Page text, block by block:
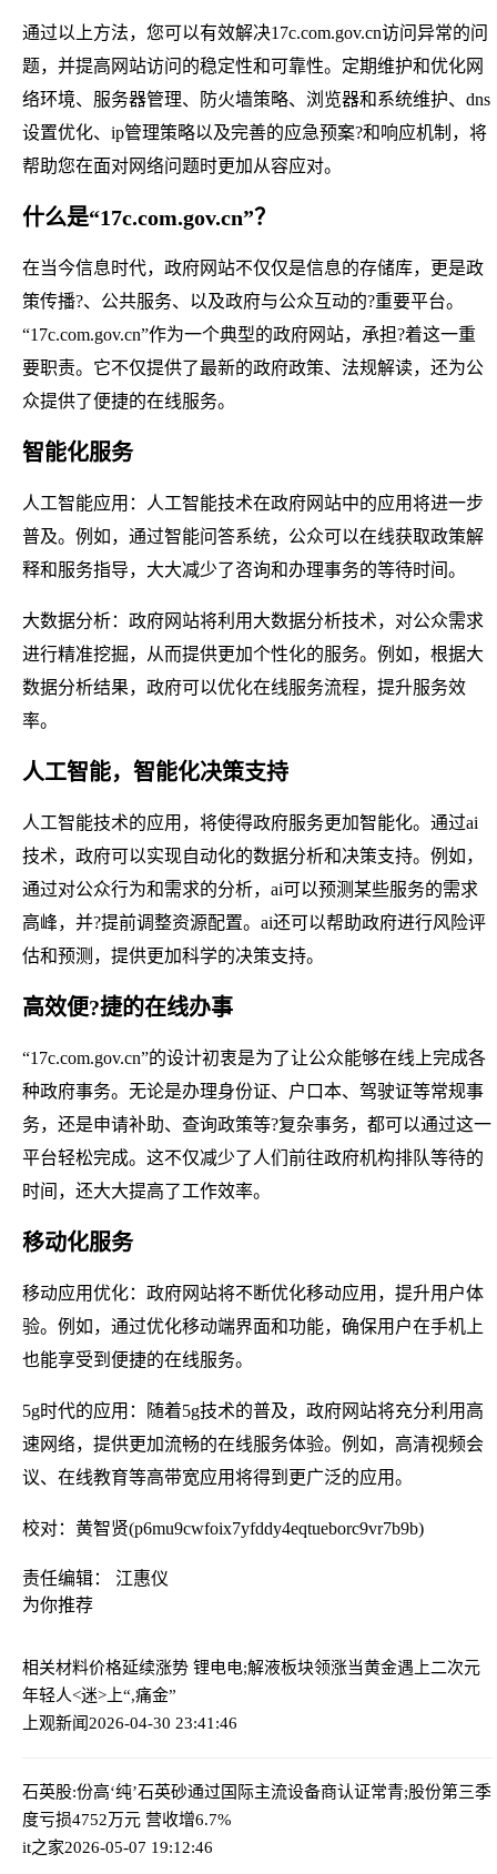
通过以上方法，您可以有效解决17c.com.gov.cn访问异常的问
题，并提高网站访问的稳定性和可靠性。定期维护和优化网
络环境、服务器管理、防火墙策略、浏览器和系统维护、dns
设置优化、ip管理策略以及完善的应急预案?和响应机制，将
帮助您在面对网络问题时更加从容应对。
什么是“17c.com.gov.cn”？
在当今信息时代，政府网站不仅仅是信息的存储库，更是政
策传播?、公共服务、以及政府与公众互动的?重要平台。
“17c.com.gov.cn”作为一个典型的政府网站，承担?着这一重
要职责。它不仅提供了最新的政府政策、法规解读，还为公
众提供了便捷的在线服务。
智能化服务
人工智能应用：人工智能技术在政府网站中的应用将进一步
普及。例如，通过智能问答系统，公众可以在线获取政策解
释和服务指导，大大减少了咨询和办理事务的等待时间。
大数据分析：政府网站将利用大数据分析技术，对公众需求
进行精准挖掘，从而提供更加个性化的服务。例如，根据大
数据分析结果，政府可以优化在线服务流程，提升服务效
率。
人工智能，智能化决策支持
人工智能技术的应用，将使得政府服务更加智能化。通过ai
技术，政府可以实现自动化的数据分析和决策支持。例如，
通过对公众行为和需求的分析，ai可以预测某些服务的需求
高峰，并?提前调整资源配置。ai还可以帮助政府进行风险评
估和预测，提供更加科学的决策支持。
高效便?捷的在线办事
“17c.com.gov.cn”的设计初衷是为了让公众能够在线上完成各
种政府事务。无论是办理身份证、户口本、驾驶证等常规事
务，还是申请补助、查询政策等?复杂事务，都可以通过这一
平台轻松完成。这不仅减少了人们前往政府机构排队等待的
时间，还大大提高了工作效率。
移动化服务
移动应用优化：政府网站将不断优化移动应用，提升用户体
验。例如，通过优化移动端界面和功能，确保用户在手机上
也能享受到便捷的在线服务。
5g时代的应用：随着5g技术的普及，政府网站将充分利用高
速网络，提供更加流畅的在线服务体验。例如，高清视频会
议、在线教育等高带宽应用将得到更广泛的应用。
校对：黄智贤(p6mu9cwfoix7yfddy4eqtueborc9vr7b9b)
责任编辑： 江惠仪
为你推荐
相关材料价格延续涨势 锂电电;解液板块领涨当黄金遇上二次元
年轻人<迷>上“,痛金”
上观新闻2026-04-30 23:41:46
石英股:份高‘纯’石英砂通过国际主流设备商认证常青;股份第三季
度亏损4752万元 营收增6.7%
it之家2026-05-07 19:12:46